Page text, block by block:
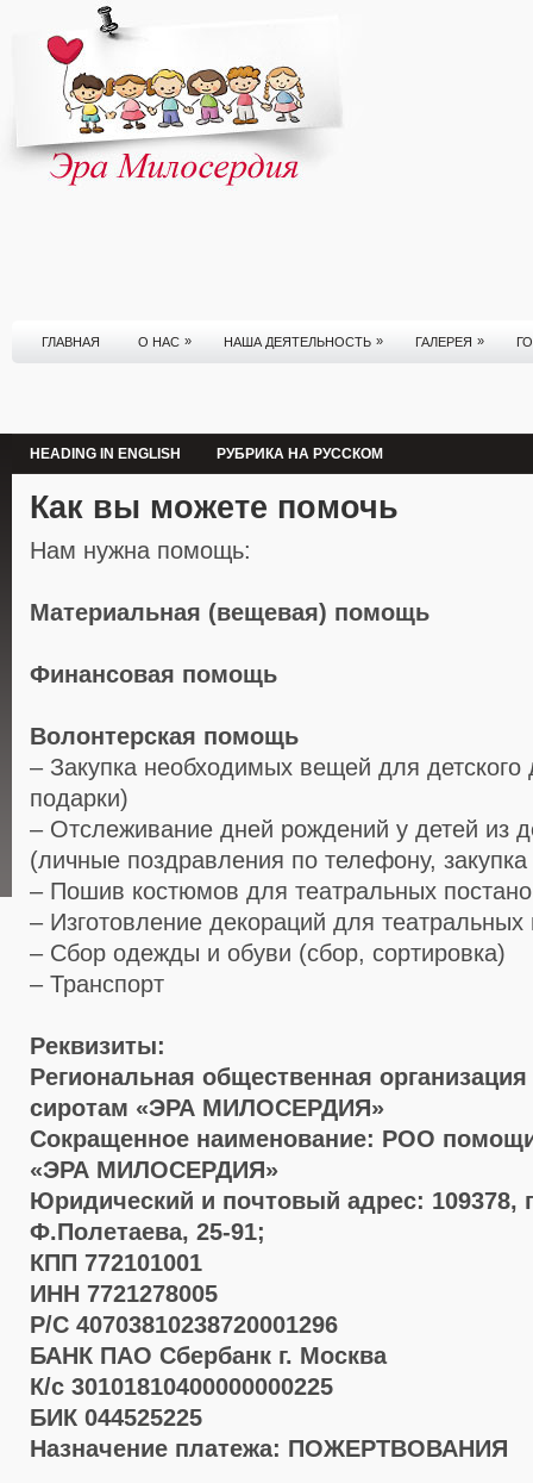
ГЛАВНАЯ О НАС » НАША ДЕЯТЕЛЬНОСТЬ » ГАЛЕРЕЯ »
HEADING IN ENGLISH РУБРИКА НА РУССКОМ
Как вы можете помочь
Нам нужна помощь:
Материальная (вещевая) помощь
Финансовая помощь
Волонтерская помощь
– Закупка необходимых вещей для
подарки)
– Отслеживание дней рождений у детей из
(личные поздравления по телефону,
– Пошив костюмов для театральных
– Изготовление декораций для театральных
– Сбор одежды и обуви (сбор, сортировка)
– Транспорт
Реквизиты:
Региональная общественная
сиротам «ЭРА МИЛОСЕРДИЯ»
Сокращенное наименование: РОО
«ЭРА МИЛОСЕРДИЯ»
Юридический и почтовый адрес: 109378,
Ф.Полетаева, 25-91;
КПП 772101001
ИНН 7721278005
Р/С 40703810238720001296
БАНК ПАО Сбербанк г. Москва
К/с 30101810400000000225
БИК 044525225
Назначение платежа: ПОЖЕРТВОВАНИЯ